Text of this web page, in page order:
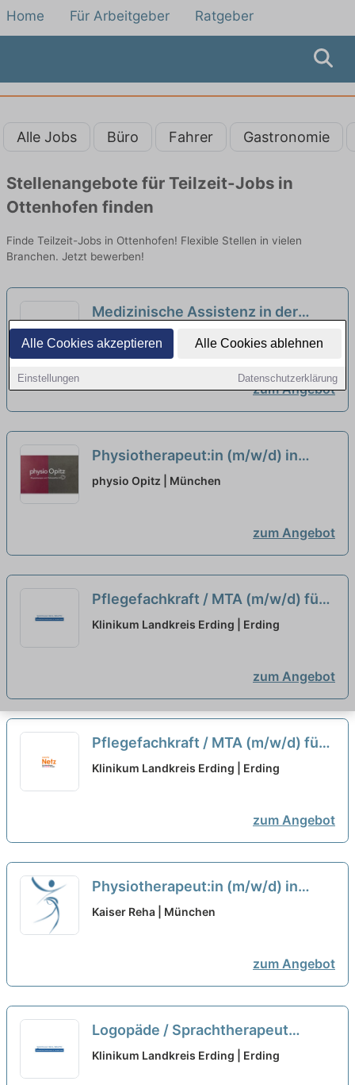
Alle Cookies akzeptieren Alle Cookies ablehnen
Einstellungen Datenschutzerklärung
Home Für Arbeitgeber Ratgeber
Alle Jobs Büro Fahrer Gastronomie
Stellenangebote für Teilzeit-Jobs in
Ottenhofen finden
Finde Teilzeit-Jobs in Ottenhofen! Flexible Stellen in vielen
Branchen. Jetzt bewerben!
Medizinische Assistenz in der
Arbeitsmedizin (m/w/d) in
unbefristeter Voll- oder
neu
BEST Medical Solutions GmbH | München
zum Angebot
Physiotherapeut:in (m/w/d) in
Teilzeit (20-25 Stunden/Woche) –
physio Opitz | München
zum Angebot
Pflegefachkraft / MTA (m/w/d) für
Funktionsdiagnostik -
Klinikum Landkreis Erding | Erding
zum Angebot
Pflegefachkraft / MTA (m/w/d) für
Funktionsdiagnostik -
Klinikum Landkreis Erding | Erding
zum Angebot
Physiotherapeut:in (m/w/d) in
Teilzeit (20-30 Wochenstunden) –
Kaiser Reha | München
zum Angebot
Logopäde / Sprachtherapeut
(m/w/d) Vollzeit / Teilzeit neu
Klinikum Landkreis Erding | Erding